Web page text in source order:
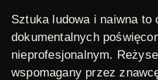
Sztuka ludowa i naiwnato
dokumentalnych
nieprofesjonalnym.
wspomagany przez